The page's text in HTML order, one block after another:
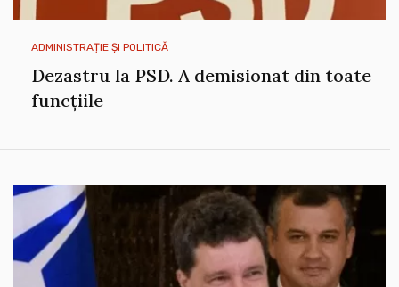
ADMINISTRAȚIE ȘI POLITICĂ
Dezastru la PSD. A demisionat din toate
funcțiile